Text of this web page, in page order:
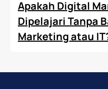
Apakah Digital
Dipelajari Tanpa
Marketing atau